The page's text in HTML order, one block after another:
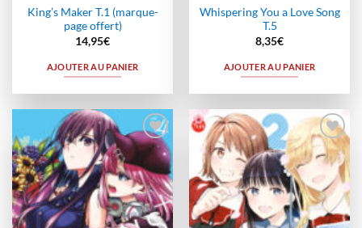
King’s Maker T.1 (marque-
page offert)
14,95€
AJOUTER AU PANIER
Whispering You a Love Song
T.5
8,35€
AJOUTER AU PANIER
Ajouter
wishlist
Ajouter
à la
wishlist